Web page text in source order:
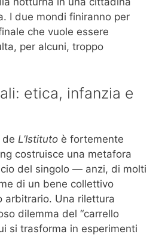
I due mondi finiranno per
che vuole essere
per alcuni, troppo
etica, infanzia e
de L’Istituto è fortemente
costruisce una metafora
del singolo — anzi, di molti
di un bene collettivo
arbitrario. Una rilettura
dilemma del “carrello
si trasforma in esperimenti